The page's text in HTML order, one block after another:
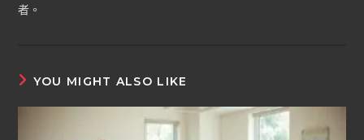
者。
YOU MIGHT ALSO LIKE